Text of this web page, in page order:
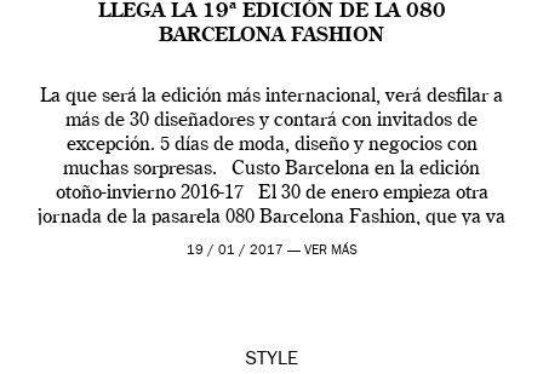
LLEGA LA 19ª EDICIÓN DE LA 080
BARCELONA FASHION
La que será la edición más internacional, verá desfilar a
más de 30 diseñadores y contará con invitados de
excepción. 5 días de moda, diseño y negocios con
muchas sorpresas. Custo Barcelona en la edición
otoño-invierno 2016-17 El 30 de enero empieza otra
jornada de la pasarela 080 Barcelona Fashion, que ya va
por […]
19 / 01 / 2017 — VER MÁS
STYLE